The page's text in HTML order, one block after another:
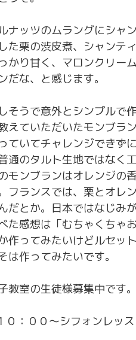
ナッツのムラングにシャ
た栗の渋皮煮、シャンテ
かり甘く、マロンクリー
だな、と感じます。
そうで意外とシンプルで
えていただいたモンブラ
ていてチャレンジできず
通のタルト生地ではなく
モンブランはオレンジの
フランスでは、栗とオレ
だとか。日本ではなじみ
た感想は「むちゃくちゃ
作ってみたいけどルセッ
は作ってみたいです。
教室の生徒様募集中です。
：００～シフォンレッ